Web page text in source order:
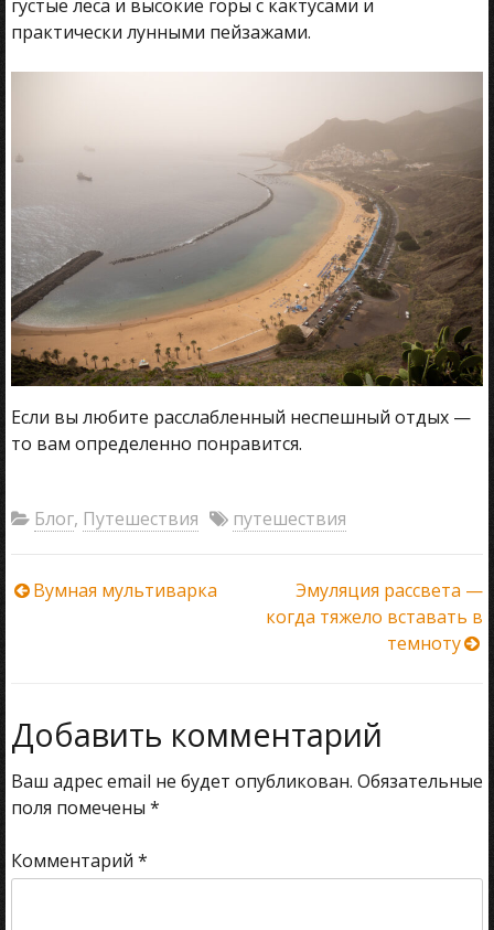
густые леса и высокие горы с кактусами и
практически лунными пейзажами.
Если вы любите расслабленный неспешный отдых —
то вам определенно понравится.
Блог, Путешествия путешествия
Навигация
Вумная мультиварка
Эмуляция рассвета —
когда тяжело вставать в
темноту
Добавить комментарий
Ваш адрес email не будет опубликован. Обязательные
поля помечены *
Комментарий *